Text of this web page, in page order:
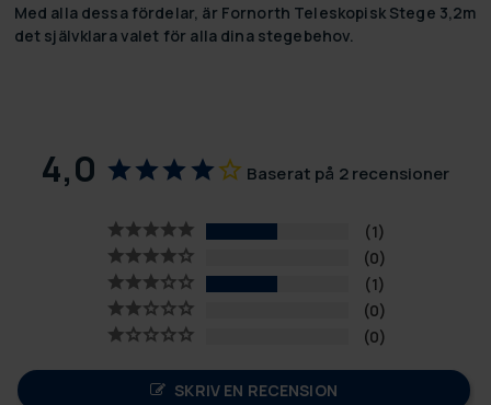
Med alla dessa fördelar, är Fornorth Teleskopisk Stege 3,2m
det självklara valet för alla dina stegebehov.
4,0 Baserat på 2 recensioner
1
0
1
0
0
SKRIV EN RECENSION